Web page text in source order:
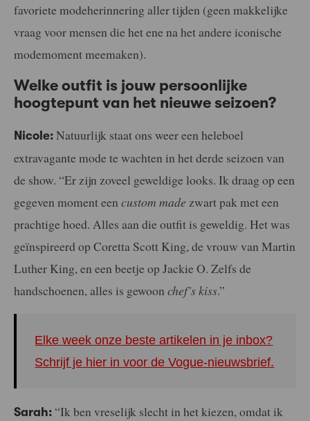
favoriete modeherinnering aller tijden (geen makkelijke
vraag voor mensen die het ene na het andere iconische
modemoment meemaken).
Welke outfit is jouw persoonlijke
hoogtepunt van het nieuwe seizoen?
Nicole: Natuurlijk staat ons weer een heleboel
extravagante mode te wachten in het derde seizoen van
de show. “Er zijn zoveel geweldige looks. Ik draag op een
gegeven moment een custom made zwart pak met een
prachtige hoed. Alles aan die outfit is geweldig. Het was
geïnspireerd op Coretta Scott King, de vrouw van Martin
Luther King, en een beetje op Jackie O. Zelfs de
handschoenen, alles is gewoon chef’s kiss.”
Elke week onze beste artikelen in je inbox?
Schrijf je hier in voor de Vogue-nieuwsbrief.
Sarah: “Ik ben vreselijk slecht in het kiezen, omdat ik